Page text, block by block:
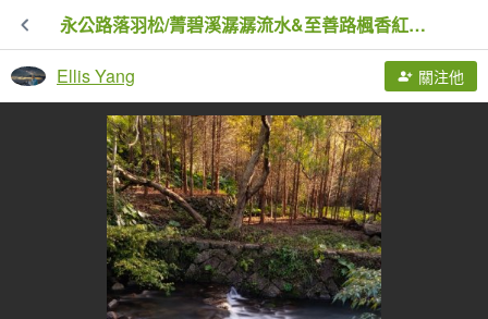
永公路落羽松/菁碧溪潺潺流水&至善路楓香紅了！
Ellis Yang 關注他